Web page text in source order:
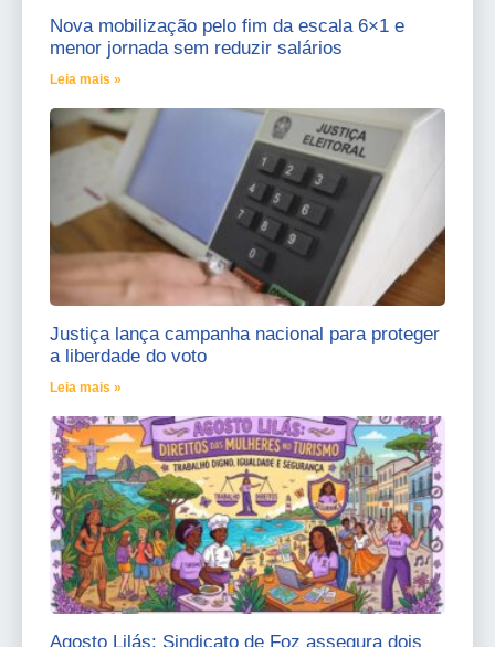
Nova mobilização pelo fim da escala 6×1 e
menor jornada sem reduzir salários
Leia mais »
Justiça lança campanha nacional para proteger
a liberdade do voto
Leia mais »
Agosto Lilás: Sindicato de Foz assegura dois